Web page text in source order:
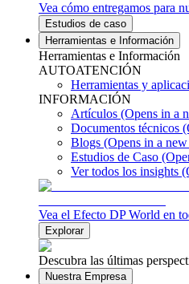
Vea cómo entregamos para
Estudios de caso
Herramientas e Información
Herramientas e Información
AUTOATENCIÓN
Herramientas y
INFORMACIÓN
Artículos (Opens in a
Documentos técnicos
Blogs (Opens in a
Estudios de Caso
Ver todos los insights
Vea el Efecto DP World en
Explorar
Descubra las últimas
Nuestra Empresa